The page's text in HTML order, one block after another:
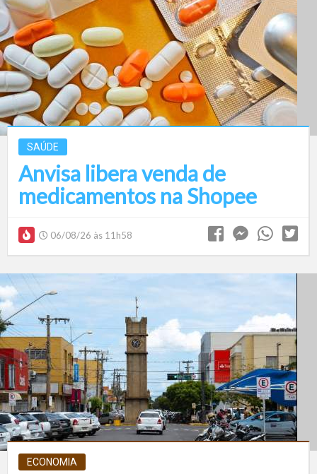
SAÚDE
Anvisa libera venda de
medicamentos na Shopee
06/08/26 às 11h58
ECONOMIA